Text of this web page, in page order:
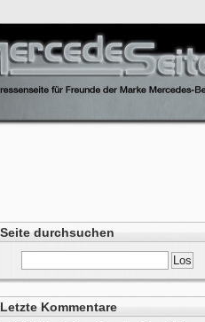
Seite durchsuchen
Letzte Kommentare